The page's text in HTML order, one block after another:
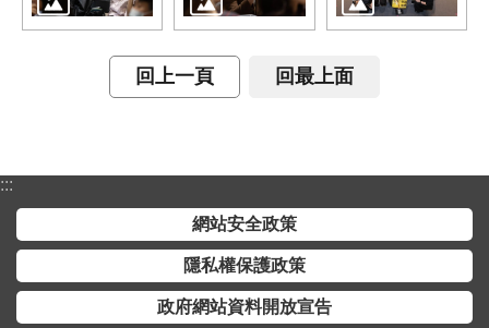
料
回上一頁 回最上面
:::
網站安全政策
隱私權保護政策
政府網站資料開放宣告